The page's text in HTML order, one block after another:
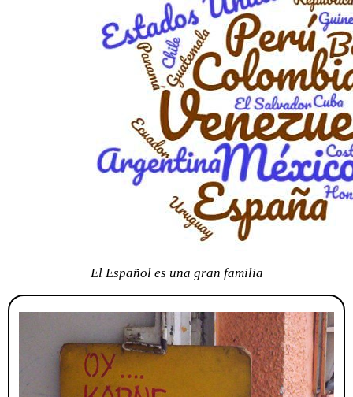
El Español es una gran familia